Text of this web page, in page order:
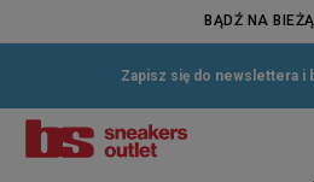
BĄDŹ NA
Zapisz się do newslettera i